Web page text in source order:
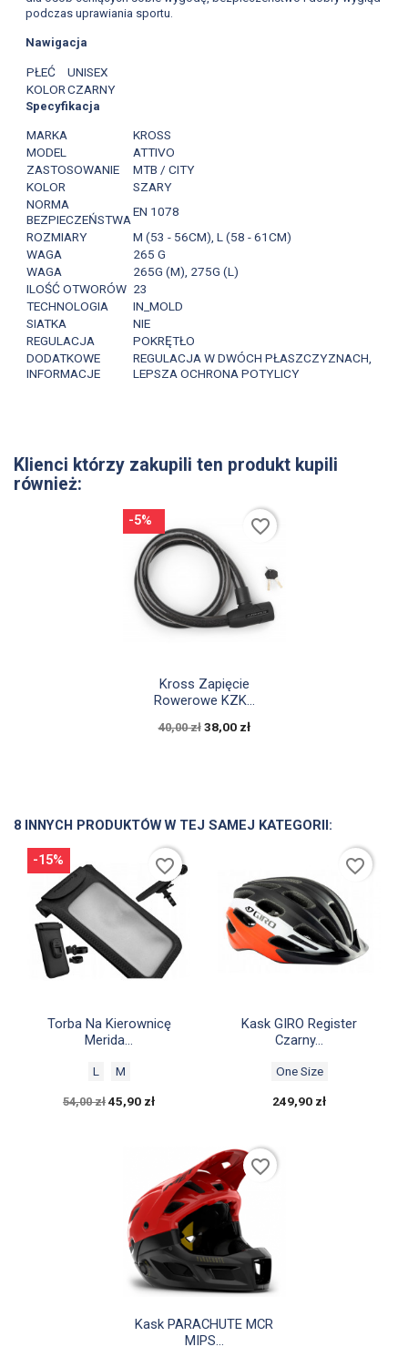
podczas uprawiania sportu.
Nawigacja
PŁEĆ
UNISEX
KOLORCZARNY
Specyfikacja
MARKA
KROSS
MODEL
ATTIVO
ZASTOSOWANIE
MTB / CITY
KOLOR
SZARY
NORMA
BEZPIECZEŃSTWA
EN 1078
ROZMIARY
M (53 - 56CM), L (58 - 61CM)
WAGA
265 G
WAGA
265G (M), 275G (L)
ILOŚĆ OTWORÓW 23
TECHNOLOGIA
IN_MOLD
SIATKA
NIE
REGULACJA
POKRĘTŁO
DODATKOWE
INFORMACJE
REGULACJA W DWÓCH PŁASZCZYZNACH,
LEPSZA OCHRONA POTYLICY
Klienci którzy zakupili ten produkt kupili
również:
Szybki podgląd
Kross Zapięcie
Rowerowe KZK...
40,00 zł 38,00 zł
-5% favorite_border
8 INNYCH PRODUKTÓW W TEJ SAMEJ KATEGORII:
Szybki podgląd
Torba Na Kierownicę
Merida...
L M
54,00 zł 45,90 zł
-15% favorite_border
Szybki podgląd
Kask GIRO Register
Czarny...
One Size
249,90 zł
favorite_border
Szybki podgląd
Kask PARACHUTE MCR
MIPS...
favorite_border